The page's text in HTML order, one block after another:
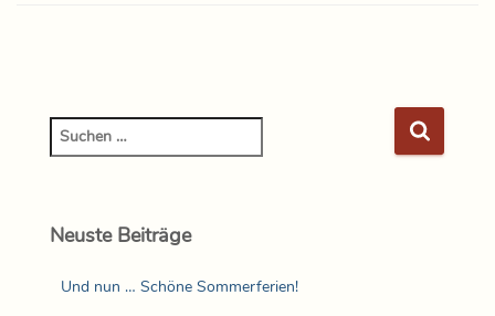
Neuste Beiträge
Und nun … Schöne Sommerferien!